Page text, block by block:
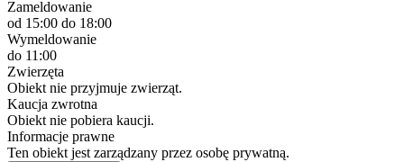
Zameldowanie
od 15:00 do 18:00
Wymeldowanie
do 11:00
Zwierzęta
Obiekt nie przyjmuje zwierząt.
Kaucja zwrotna
Obiekt nie pobiera kaucji.
Informacje prawne
Ten obiekt jest zarządzany przez osobę prywatną.